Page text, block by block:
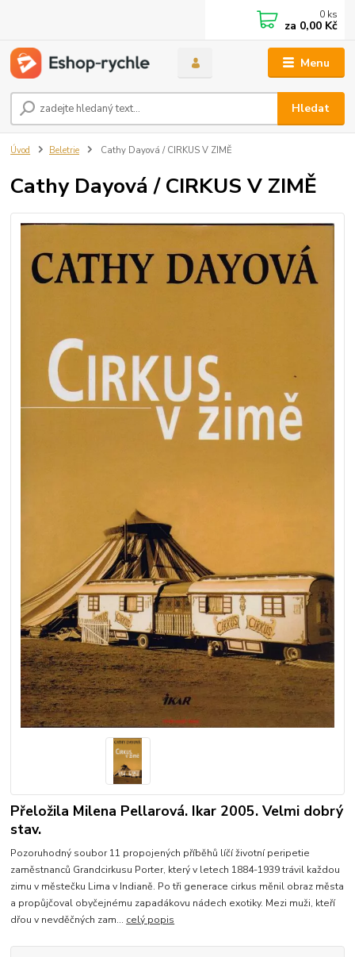
Menu
Hledat
0 ks
za 0,00 Kč
Úvod Beletrie Cathy Dayová / CIRKUS V ZIMĚ
Cathy Dayová / CIRKUS V ZIMĚ
Přeložila Milena Pellarová. Ikar 2005. Velmi dobrý
stav.
Pozoruhodný soubor 11 propojených příběhů líčí životní peripetie
zaměstnanců Grandcirkusu Porter, který v letech 1884-1939 trávil každou
zimu v městečku Lima v Indianě. Po tři generace cirkus měnil obraz města
a propůjčoval obyčejnému zapadákovu nádech exotiky. Mezi muži, kteří
dřou v nevděčných zam... celý popis